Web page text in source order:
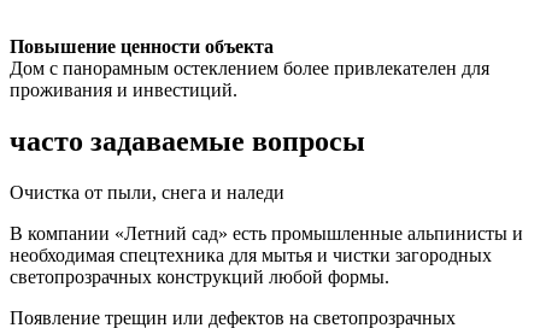
Повышение ценности объекта
Дом с панорамным остеклением более привлекателен для
проживания и инвестиций.
часто задаваемые вопросы
Очистка от пыли, снега и наледи
В компании «Летний сад» есть промышленные альпинисты и
необходимая спецтехника для мытья и чистки загородных
светопрозрачных конструкций любой формы.
Появление трещин или дефектов на светопрозрачных